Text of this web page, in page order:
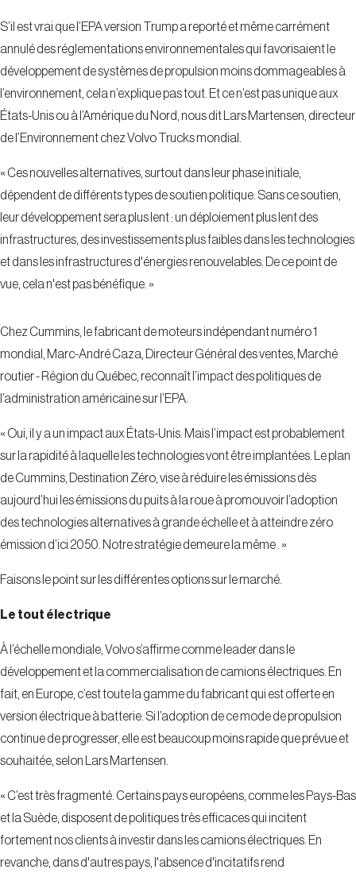
S’il est vrai que l’EPA version Trump a reporté et même carrément
annulé des réglementations environnementales qui favorisaient le
développement de systèmes de propulsion moins dommageables à
l’environnement, cela n’explique pas tout. Et ce n’est pas unique aux
États-Unis ou à l’Amérique du Nord, nous dit Lars Martensen, directeur
de l’Environnement chez Volvo Trucks mondial.
« Ces nouvelles alternatives, surtout dans leur phase initiale,
dépendent de différents types de soutien politique. Sans ce soutien,
leur développement sera plus lent : un déploiement plus lent des
infrastructures, des investissements plus faibles dans les technologies
et dans les infrastructures d'énergies renouvelables. De ce point de
vue, cela n'est pas bénéfique. »
Chez Cummins, le fabricant de moteurs indépendant numéro 1
mondial, Marc-André Caza, Directeur Général des ventes, Marché
routier - Région du Québec, reconnaît l’impact des politiques de
l’administration américaine sur l’EPA.
« Oui, il y a un impact aux États-Unis. Mais l’impact est probablement
sur la rapidité à laquelle les technologies vont être implantées. Le plan
de Cummins, Destination Zéro, vise à réduire les émissions dès
aujourd’hui les émissions du puits à la roue à promouvoir l’adoption
des technologies alternatives à grande échelle et à atteindre zéro
émission d’ici 2050. Notre stratégie demeure la même . »
Faisons le point sur les différentes options sur le marché.
Le tout électrique
À l’échelle mondiale, Volvo s’affirme comme leader dans le
développement et la commercialisation de camions électriques. En
fait, en Europe, c’est toute la gamme du fabricant qui est offerte en
version électrique à batterie. Si l’adoption de ce mode de propulsion
continue de progresser, elle est beaucoup moins rapide que prévue et
souhaitée, selon Lars Martensen.
« C’est très fragmenté. Certains pays européens, comme les Pays-Bas
et la Suède, disposent de politiques très efficaces qui incitent
fortement nos clients à investir dans les camions électriques. En
revanche, dans d'autres pays, l'absence d'incitatifs rend